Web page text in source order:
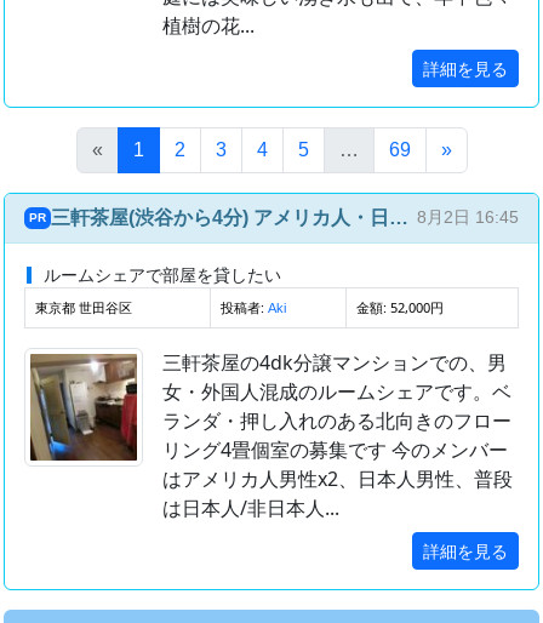
植樹の花...
詳細を見る
« 1 (このページ)
2 3 4 5 … 69 »
PR 三軒茶屋(渋谷から4分) アメリカ人・日本人との国際ルームシェア(4部屋4人) 8月2日 16:45
ルームシェアで部屋を貸したい
東京都 世田谷区 投稿者: Aki 金額: 52,000円
三軒茶屋の4dk分譲マンションでの、男
女・外国人混成のルームシェアです。ベ
ランダ・押し入れのある北向きのフロー
リング4畳個室の募集です 今のメンバー
はアメリカ人男性x2、日本人男性、普段
は日本人/非日本人...
詳細を見る